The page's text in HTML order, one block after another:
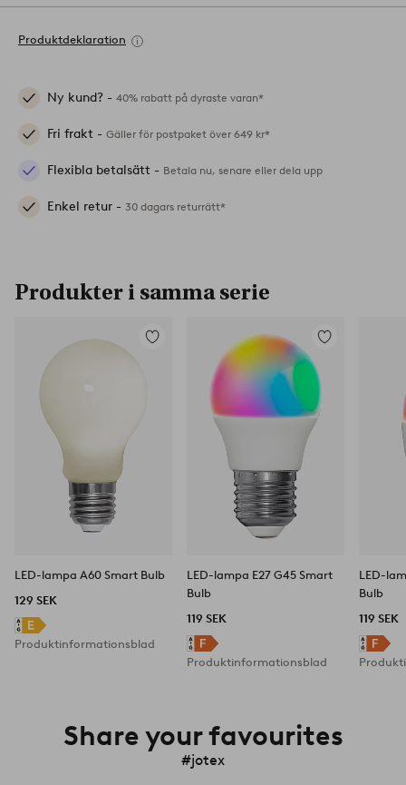
Produktdeklaration
Ny kund? - 40% rabatt på dyraste varan*
Fri frakt - Gäller för postpaket över 649 kr*
Flexibla betalsätt - Betala nu, senare eller dela upp
Enkel retur - 30 dagars returrätt*
Produkter i samma serie
Lägg
LED-lampa A60 Smart Bulb
129 SEK
Produktinformationsblad
Lägg
i
favoriter
LED-lampa E27 G45 Smart
Bulb
119 SEK
Produktinformationsblad
LED-
Bulb
119 SEK
Share your favourites
#jotex